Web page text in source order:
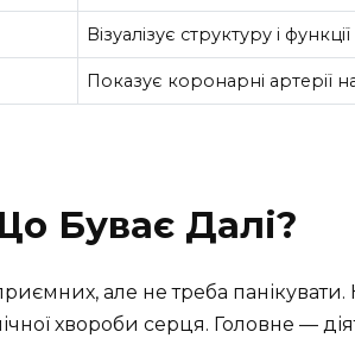
Візуалізує структуру і
Показує коронарні артерії
Буває Далі?
але не треба панікувати.
хвороби серця. Головне —